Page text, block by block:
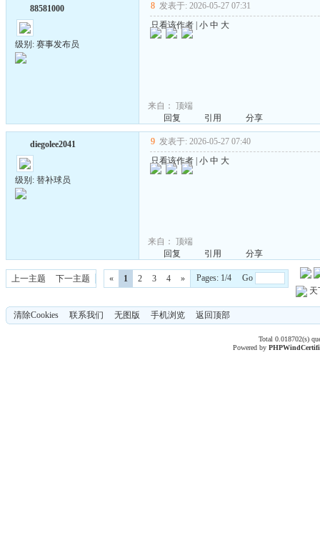
88581000
级别: 赛事发布员
8 发表于: 2026-05-27 07:31
只看该作者 小 中 大
来自： 顶端
回复
引用 分享
diegolee2041
级别: 替补球员
9 发表于: 2026-05-27 07:40
只看该作者 小 中 大
来自： 顶端
回复
引用 分享
上一主题 下一主题 « 1 2 3 4 »
Pages: 1/4 Go
天
清除Cookies 联系我们 无图版 手机浏览 返回顶部
Total 0.018702(s)
Powered byPHPWind